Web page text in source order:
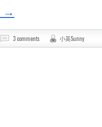
→
3 comments 小英Sunny